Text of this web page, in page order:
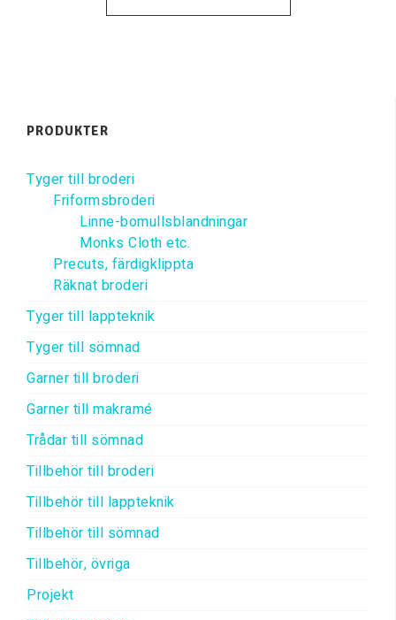
PRODUKTER
Tyger till broderi
Friformsbroderi
Linne-bomullsblandningar
Monks Cloth etc.
Precuts, färdigklippta
Räknat broderi
Tyger till lappteknik
Tyger till sömnad
Garner till broderi
Garner till makramé
Trådar till sömnad
Tillbehör till broderi
Tillbehör till lappteknik
Tillbehör till sömnad
Tillbehör, övriga
Projekt